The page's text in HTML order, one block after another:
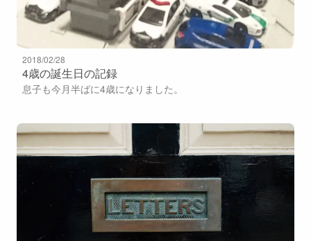
2018/02/28
4歳の誕生日の記録
息子も今月半ばに4歳になりました。